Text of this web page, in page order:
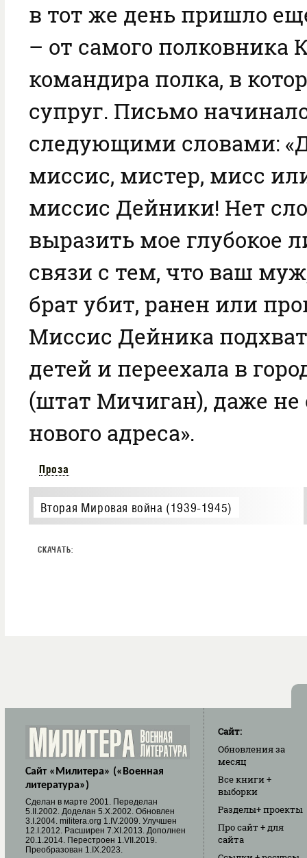
в тот же день пришло
– от самого полковника
командира полка, в
супруг. Письмо
следующими словами:
миссис, мистер, мисс
миссис Дейники! Нет
выразить мое глубокое
связи с тем, что ваш
брат убит, ранен или
Миссис Дейника
детей и переехала в
(штат Мичиган), даже не
нового адреса».
Проза
Вторая Мировая война (1939-1945)
Сайт «Милитера» («Военная
литература»)
Cделан в марте 2001. Переделан
5.II.2002. Доделан 5.X.2002. Обновлен
3.I.2004. militera.org 1.IV.2009. Улучшен
12.I.2012. Расширен 7.XI.2013. Дополнен
20.1.2014. Перестроен 1.VII.2019.
Преобразован 1.IX.2023.
Сайт:
Обновленияза
месяц
Все книги+
выборки
Разделы+ проекты
Про сайт + для
сайта